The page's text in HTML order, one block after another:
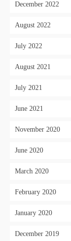
December 2022
August 2022
July 2022
August 2021
July 2021
June 2021
November 2020
June 2020
March 2020
February 2020
January 2020
December 2019